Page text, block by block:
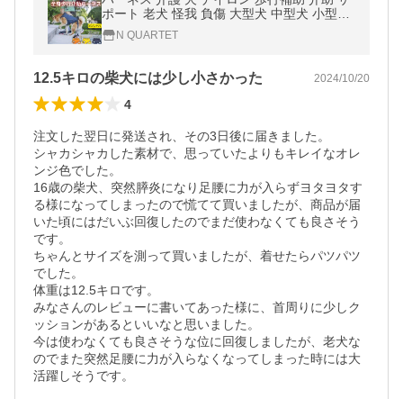
ポート 老犬 怪我 負傷 大型犬 中型犬 小型犬
ヘルスケア 全身 脱げない 前足 後足
N QUARTET
12.5キロの柴犬には少し小さかった 2024/10/20
4
注文した翌日に発送され、その3日後に届きました。
シャカシャカした素材で、思っていたよりもキレイなオレ
ンジ色でした。
16歳の柴犬、突然膵炎になり足腰に力が入らずヨタヨタす
る様になってしまったので慌てて買いましたが、商品が届
いた頃にはだいぶ回復したのでまだ使わなくても良さそう
です。
ちゃんとサイズを測って買いましたが、着せたらパツパツ
でした。
体重は12.5キロです。
みなさんのレビューに書いてあった様に、首周りに少しク
ッションがあるといいなと思いました。
今は使わなくても良さそうな位に回復しましたが、老犬な
のでまた突然足腰に力が入らなくなってしまった時には大
活躍しそうです。